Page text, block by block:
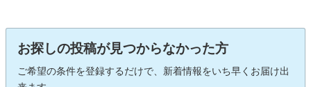
お探しの投稿が見つからなかった方
ご希望の条件を登録するだけで、新着情報をいち早くお届け出